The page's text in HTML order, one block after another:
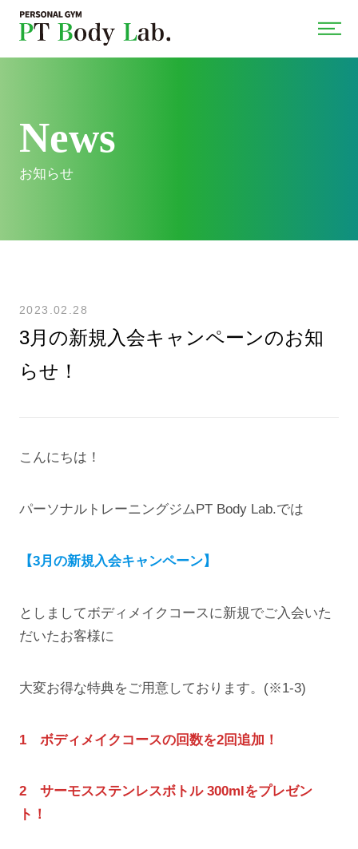
News
お知らせ
2023.02.28
3月の新規入会キャンペーンのお知
らせ！
こんにちは！
パーソナルトレーニングジムPT Body Lab.では
【3月の新規入会キャンペーン】
としましてボディメイクコースに新規でご入会いた
だいたお客様に
大変お得な特典をご用意しております。(※1-3)
1 ボディメイクコースの回数を2回追加！
2 サーモスステンレスボトル 300mlをプレゼン
ト！